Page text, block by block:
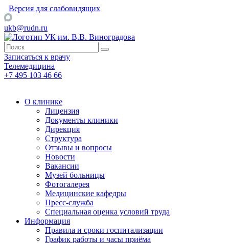
Версия для слабовидящих
ukb@rudn.ru
Записаться к врачу
Телемедицина
+7 495 103 46 66
О клинике
Лицензия
Документы клиники
Дирекция
Структура
Отзывы и вопросы
Новости
Вакансии
Музей больницы
Фотогалерея
Медицинские кафедры
Пресс-служба
Специальная оценка условий труда
Информация
Правила и сроки госпитализации
График работы и часы приёма